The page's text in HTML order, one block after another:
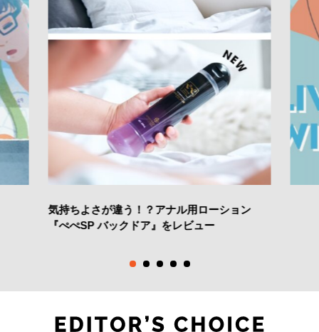
気持ちよさが違う！？アナル用ローション
『ぺぺSP バックドア』をレビュー